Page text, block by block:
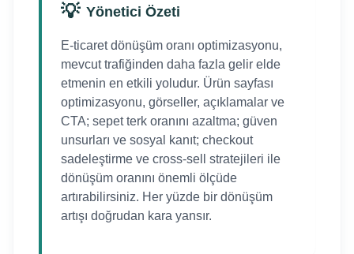
💡 Yönetici Özeti
E-ticaret dönüşüm oranı optimizasyonu,
mevcut trafiğinden daha fazla gelir elde
etmenin en etkili yoludur. Ürün sayfası
optimizasyonu, görseller, açıklamalar ve
CTA; sepet terk oranını azaltma; güven
unsurları ve sosyal kanıt; checkout
sadeleştirme ve cross-sell stratejileri ile
dönüşüm oranını önemli ölçüde
artırabilirsiniz. Her yüzde bir dönüşüm
artışı doğrudan kara yansır.